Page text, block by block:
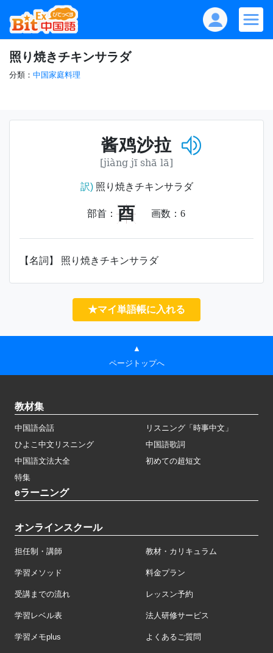
照り焼きチキンサラダ
分類： 中国家庭料理
酱鸡沙拉
[jiàng jī shā lā]
訳)照り焼きチキンサラダ
部首： 酉 画数： 6
【名詞】 照り焼きチキンサラダ
★マイ単語帳に入れる
▲
ページトップへ
教材集
中国語会話
リスニング「時事中文」
ひよこ中文リスニング
中国語歌詞
中国語文法大全
初めての超短文
特集
eラーニング
オンラインスクール
担任制・講師 教材・カリキュラム
学習メソッド 料金プラン
受講までの流れ レッスン予約
学習レベル表 法人研修サービス
学習メモplus よくあるご質問